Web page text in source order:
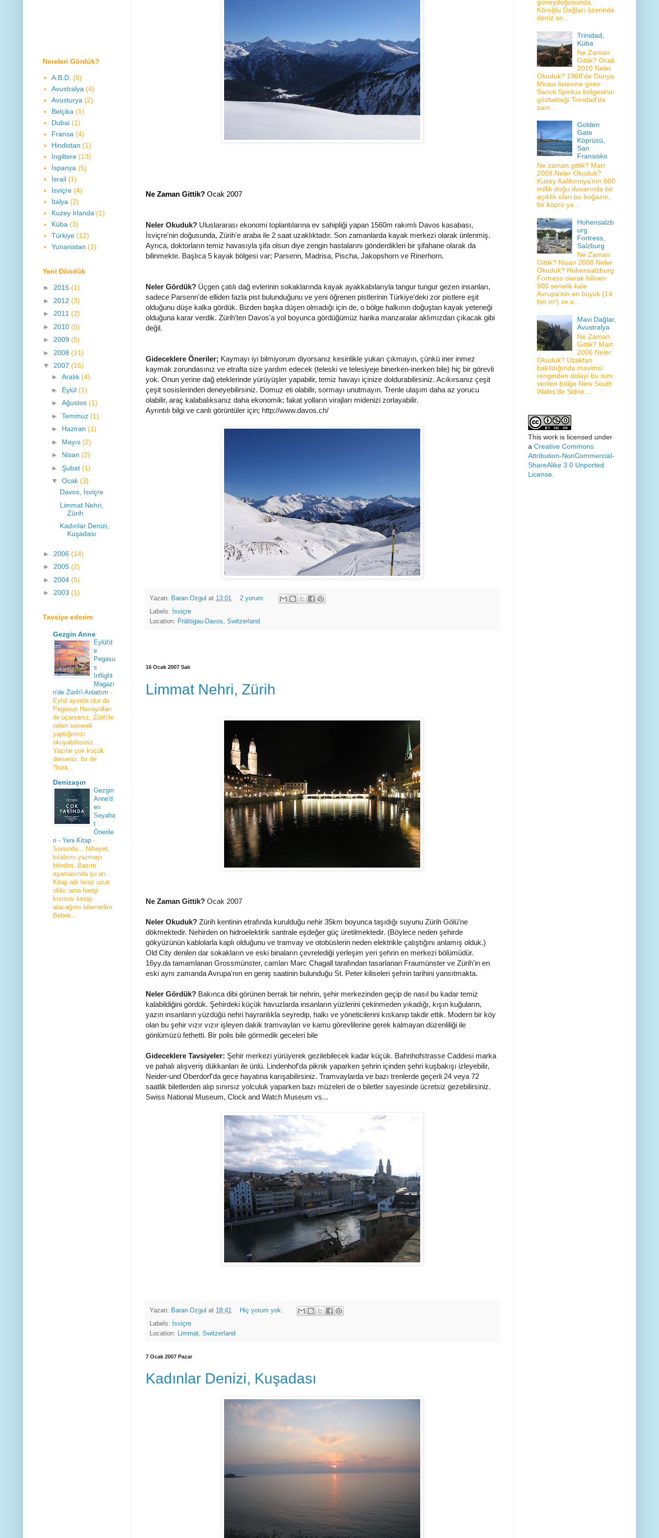
Ne Zaman Gittik? Ocak 2007
Neler Okuduk? Uluslararası ekonomi toplantılarına ev sahipliği yapan 1560m rakımlı Davos kasabası,
İsviçre'nin doğusunda, Zürih'e araba ile 2 saat uzaklıktadır. Son zamanlarda kayak merkezi olarak ünlenmiş.
Ayrıca, doktorların temiz havasıyla şifa olsun diye zengin hastalarını gönderdikleri bir şifahane olarak da
bilinmekte. Başlıca 5 kayak bölgesi var; Parsenn, Madrisa, Pischa, Jakopshorn ve Rinerhorn.
Neler Gördük? Üçgen çatılı dağ evlerinin sokaklarında kayak ayakkabılarıyla tangur tungur gezen insanları,
sadece Parsenn'de elliden fazla pist bulunduğunu ve yeni öğrenen pistlerinin Türkiye'deki zor pistlere eşit
olduğunu düşe kalka gördük. Bizden başka düşen olmadığı için de, o bölge halkının doğuştan kayak yeteneği
olduğuna karar verdik. Zürih'ten Davos'a yol boyunca gördüğümüz harika manzaralar aklımızdan çıkacak gibi
değil.
Gideceklere Öneriler; Kaymayı iyi bilmiyorum diyorsanız kesinlikle yukarı çıkmayın, çünkü iner inmez
kaymak zorundasınız ve etrafta size yardım edecek (teleski ve telesiyeje binerken-inerken bile) hiç bir görevli
yok. Onun yerine dağ eteklerinde yürüyüşler yapabilir, temiz havayı içinize doldurabilirsiniz. Acıkırsanız çeşit
çeşit sosislerinden deneyebilirsiniz. Domuz eti olabilir, sormayı unutmayın. Trenle ulaşım daha az yorucu
olabilir, araç kalabalıksanız daha ekonomik; fakat yolların virajları midenizi zorlayabilir.
Ayrıntılı bilgi ve canlı görüntüler için; http://www.davos.ch/
Yazan: Baran Ozgul at 13:01
2 yorum:
Labels:
İsviçre
Location: Prättigau-Davos, Switzerland
16 Ocak 2007 Salı
Limmat Nehri, Zürih
Ne Zaman Gittik? Ocak 2007
Neler Okuduk? Zürih kentinin etrafında kurulduğu nehir 35km boyunca taşıdığı suyunu Zürih Gölü'ne
dökmektedir. Nehirden on hidroelektirik santrale eşdeğer güç üretilmektedir. (Böylece neden şehirde
gökyüzünün kablolarla kaplı olduğunu ve tramvay ve otobüslerin neden elektrikle çalıştığını anlamış olduk.)
Old City denilen dar sokakların ve eski binaların çevrelediği yerleşim yeri şehrin en merkezi bölümüdür.
16yy.da tamamlanan Grossmünster, camları Marc Chagall tarafından tasarlanan Fraumünster ve Zürih'in en
eski aynı zamanda Avrupa'nın en geniş saatinin bulunduğu St. Peter kiliseleri şehrin tarihini yansıtmakta.
Neler Gördük? Bakınca dibi görünen berrak bir nehrin, şehir merkezinden geçip de nasıl bu kadar temiz
kalabildiğini gördük. Şehirdeki küçük havuzlarda insanların yüzlerini çekinmeden yıkadığı, kışın kuğuların,
yazın insanların yüzdüğü nehri hayranlıkla seyredip, halkı ve yöneticilerini kıskanıp takdir ettik. Modern bir köy
olan bu şehir vızır vızır işleyen dakik tramvayları ve kamu görevlilerine gerek kalmayan düzenliliği ile
gönlümüzü fethetti. Bir polis bile görmedik geceleri bile
Gideceklere Tavsiyeler: Şehir merkezi yürüyerek gezilebilecek kadar küçük. Bahnhofstrasse Caddesi marka
ve pahalı alışveriş dükkanları ile ünlü. Lindenhof'da piknik yaparken şehrin içinden şehri kuşbakışı izleyebilir,
Neider-und Oberdorf'da gece hayatına karışabilirsiniz. Tramvaylarda ve bazı trenlerde geçerli 24 veya 72
saatlik biletlerden alıp sınırsız yolculuk yaparken bazı müzeleri de o biletler sayesinde ücretsiz gezebilirsiniz.
Swiss National Museum, Clock and Watch Museum vs...
Yazan: Baran Ozgul at 18:41
Hiç yorum yok:
Labels:
İsviçre
Location: Limmat, Switzerland
7 Ocak 2007 Pazar
Kadınlar Denizi, Kuşadası
Nereleri Gördük?
A.B.D. (8)
Avustralya (4)
Avusturya (2)
Belçika (1)
Dubai (1)
Fransa (4)
Hindistan (1)
İngiltere (13)
İspanya (5)
İsrail (1)
İsviçre (4)
İtalya (2)
Kuzey İrlanda (1)
Küba (3)
Türkiye (12)
Yunanistan (1)
Yeni Döndük
► 2015 (1)
► 2012 (3)
► 2011 (2)
► 2010 (5)
► 2009 (5)
► 2008 (11)
▼ 2007 (16)
► Aralık (4)
► Eylül (1)
► Ağustos (1)
► Temmuz (1)
► Haziran (1)
► Mayıs (2)
► Nisan (2)
► Şubat (1)
▼ Ocak (3)
Davos, İsviçre
Limmat Nehri,
Zürih
Kadınlar Denizi,
Kuşadası
► 2006 (14)
► 2005 (2)
► 2004 (5)
► 2003 (1)
Tavsiye ederim
Gezgin Anne
Eylül'd
e
Pegasu
s
Inflight
Magazi
n'de Zürih'i Anlattım -
Eylül ayında olur da
Pegasus Havayolları
ile uçarsanız, Zürih'te
neleri severek
yaptığımızı
okuyabilirsiniz...
Yazılar çok küçük
derseniz, bir de
*bura...
Denizaşırı
Gezgin
Anne'd
en
Seyaha
t
Önerile
ri - Yeni Kitap -
Sonunda... Nihayet,
kitabımı yazmayı
bitirdim. Basım
aşamasında şu an...
Kitap adı biraz uzun
oldu; ama hangi
kısmını kesip
atacağımı bilemedim.
Bebek...
güneydoğusunda,
Köroğlu Dağları üzerinde
deniz se...
Trinidad,
Küba
Ne Zaman
Gittik? Ocak
2010 Neler
Okuduk? 1988'de Dünya
Mirası listesine giren
Sancti Spiritus bölgesinin
gözbebeği Trinidad'da
zam...
Golden
Gate
Köprüsü,
San
Fransisko
Ne zaman gittik? Mart
2008 Neler Okuduk?
Kuzey Kaliforniya'nın 600
millik doğu duvarında bir
açıklık olan bu boğazın,
bir köprü ya...
Hohensalzb
urg
Fortress,
Salzburg
Ne Zaman
Gittik? Nisan 2008 Neler
Okuduk? Hohensalzburg
Fortress olarak bilinen
900 senelik kale
Avrupa’nin en büyük (14
bin m²) ve e...
Mavi Dağlar,
Avustralya
Ne Zaman
Gittik? Mart
2006 Neler
Okuduk? Uzaktan
bakıldığında mavimsi
renginden dolayı bu isim
verilen bölge New South
Wales’de Sidne...
This work is licensed under
a Creative Commons
Attribution-NonCommercial-
ShareAlike 3.0 Unported
License